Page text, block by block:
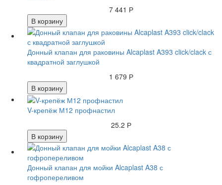
7 441 Р
В корзину
Донный клапан для раковины Alcaplast A393 click/clack с
квадратной заглушкой
1 679 Р
В корзину
V-крепёж М12 профнастил
25.2 Р
В корзину
Донный клапан для мойки Alcaplast A38 с
гофропереливом